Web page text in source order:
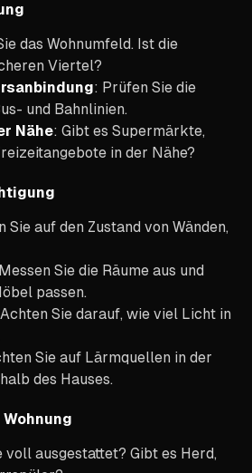
das Wohnumfeld. Ist die
Viertel?
: Prüfen Sie die
und Bahnlinien.
Nähe: Gibt es Supermärkte,
in der Nähe?
Sie auf den Zustand von Wänden,
Sie die Räume aus und
passen.
Sie darauf, wie viel Licht in
Sie auf Lärmquellen in der
des Hauses.
voll ausgestattet? Gibt es Herd,